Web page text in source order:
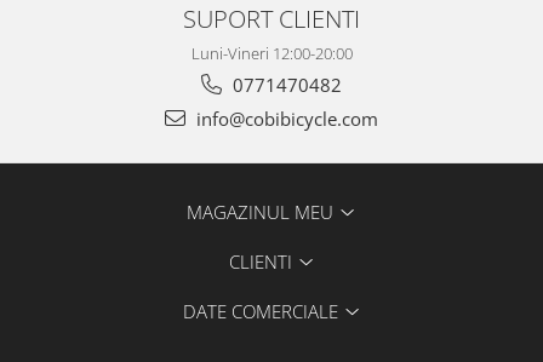
SUPORT CLIENTI
Luni-Vineri 12:00-20:00
0771470482
info@cobibicycle.com
MAGAZINUL MEU
CLIENTI
DATE COMERCIALE